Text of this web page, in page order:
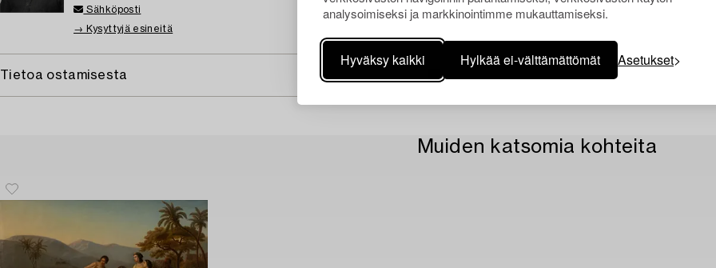
analysoimiseksi ja markkinointimme mukauttamiseksi.
Hyväksy kaikki Hylkää ei-välttämättömät Asetukset
Sähköposti
→ Kysyttyjä esineitä
Tietoa ostamisesta
Muiden katsomia kohteita